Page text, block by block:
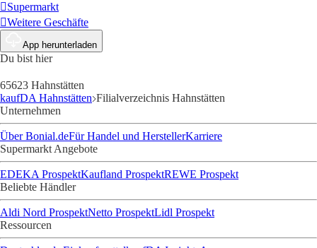
Supermarkt
Weitere Geschäfte
App herunterladen
Du bist hier
65623 Hahnstätten
kaufDA Hahnstätten Filialverzeichnis Hahnstätten
Unternehmen
Über Bonial.deFür Handel und HerstellerKarriere
Supermarkt Angebote
EDEKA ProspektKaufland ProspektREWE Prospekt
Beliebte Händler
Aldi Nord ProspektNetto ProspektLidl Prospekt
Ressourcen